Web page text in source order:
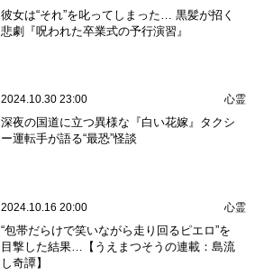
彼女は“それ”を叱ってしまった… 黒髪が招く
悲劇『呪われた卒業式の予行演習』
2024.10.30 23:00 心霊
深夜の国道に立つ異様な『白い花嫁』タクシ
ー運転手が語る“最恐”怪談
2024.10.16 20:00 心霊
“包帯だらけで笑いながら走り回るピエロ”を
目撃した結果…【うえまつそうの連載：島流
し奇譚】